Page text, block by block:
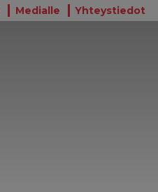
Medialle Yhteystiedot